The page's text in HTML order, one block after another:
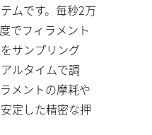
ムです。毎秒2万
でフィラメント
サンプリング
ルタイムで調
メントの摩耗や
定した精密な押